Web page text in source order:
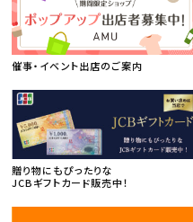
催事・イベント出店のご案内
贈り物にもぴったりな
JCBギフトカード販売中！